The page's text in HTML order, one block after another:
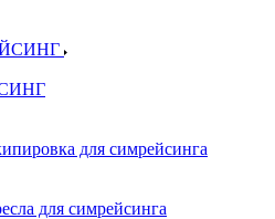
для симрейсинга
для симрейсинга